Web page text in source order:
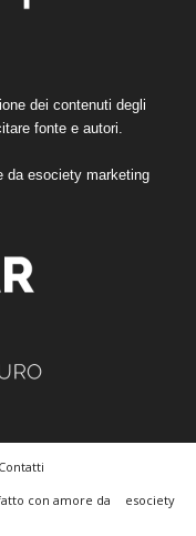
dei contenuti degli
fonte e autori.
da esociety marketing
Contatti
con amore da
esociety